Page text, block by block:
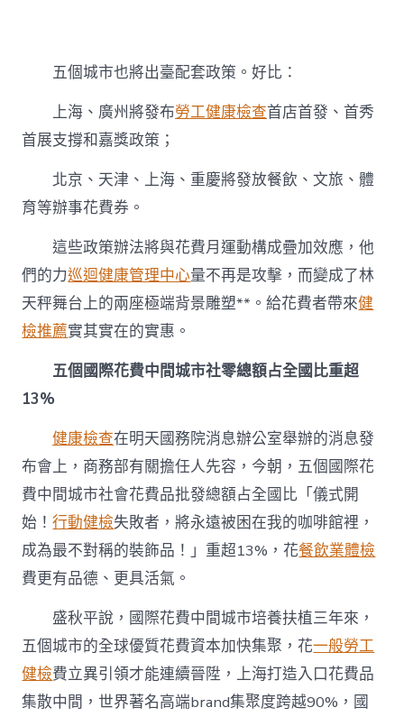
五個城市也將出臺配套政策。好比：
上海、廣州將發布勞工健康檢查首店首發、首秀
首展支撐和嘉獎政策；
北京、天津、上海、重慶將發放餐飲、文旅、體
育等辦事花費券。
這些政策辦法將與花費月運動構成疊加效應，他
們的力巡迴健康管理中心量不再是攻擊，而變成了林
天秤舞台上的兩座極端背景雕塑**。給花費者帶來健
檢推薦實其實在的實惠。
五個國際花費中間城市社零總額占全國比重超
13%
健康檢查在明天國務院消息辦公室舉辦的消息發
布會上，商務部有關擔任人先容，今朝，五個國際花
費中間城市社會花費品批發總額占全國比「儀式開
始！行動健檢失敗者，將永遠被困在我的咖啡館裡，
成為最不對稱的裝飾品！」重超13%，花餐飲業體檢
費更有品德、更具活氣。
盛秋平說，國際花費中間城市培養扶植三年來，
五個城市的全球優質花費資本加快集聚，花一般勞工
健檢費立異引領才能連續晉陞，上海打造入口花費品
集散中間，世界著名高端brand集聚度跨越90%，國